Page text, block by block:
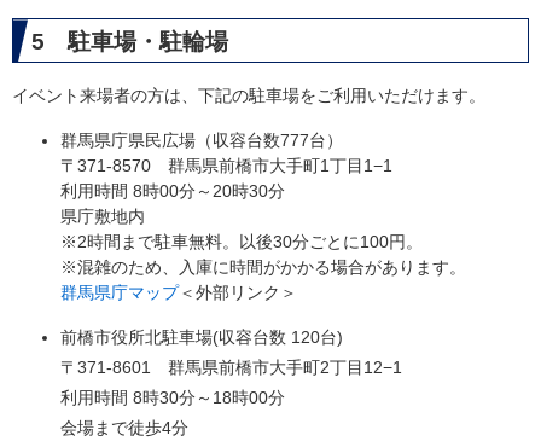
5 駐車場・駐輪場
イベント来場者の方は、下記の駐車場をご利用いただけます。
群馬県庁県民広場（収容台数777台）
​〒371-8570 群馬県前橋市大手町1丁目1−1
利用時間 8時00分～20時30分
県庁敷地内
※2時間まで駐車無料。以後30分ごとに100円。
​※混雑のため、入庫に時間がかかる場合があります。
群馬県庁マップ＜外部リンク＞
前橋市役所北駐車場(収容台数 120台)
​〒371-8601 群馬県前橋市大手町2丁目12−1
利用時間 8時30分～18時00分
会場まで徒歩4分